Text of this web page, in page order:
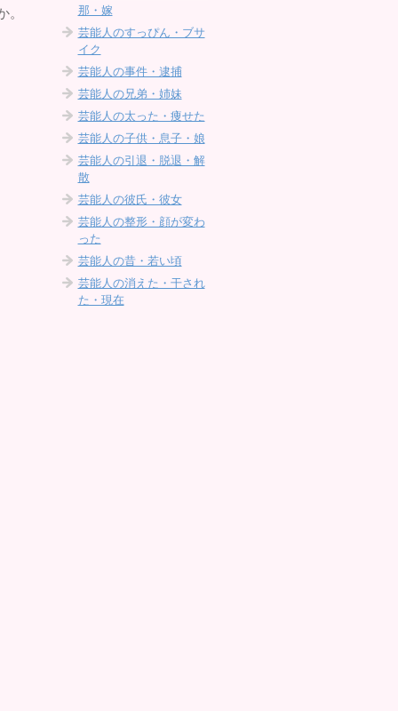
。
那・嫁
芸能人のすっぴん・ブサ
イク
芸能人の事件・逮捕
芸能人の兄弟・姉妹
芸能人の太った・痩せた
芸能人の子供・息子・娘
芸能人の引退・脱退・解
散
芸能人の彼氏・彼女
芸能人の整形・顔が変わ
った
芸能人の昔・若い頃
芸能人の消えた・干され
た・現在